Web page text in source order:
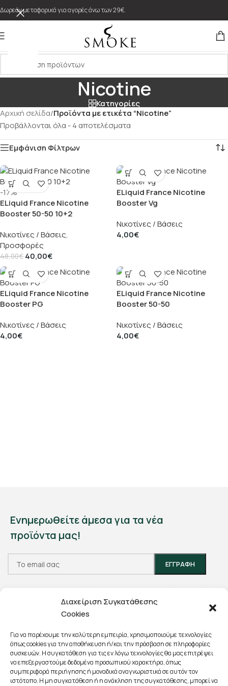
Διαχείριση Συγκατάθεσης
Cookies
Για να παρέχουμε την καλύτερη εμπειρία, χρησιμοποιούμε τεχνολογίες
όπως cookies για την αποθήκευση ή/και την πρόσβαση σε πληροφορίες
συσκευών. Η συγκατάθεση για τις εν λόγω τεχνολογίες θα μας επιτρέψει
να επεξεργαστούμε δεδομένα προσωπικού χαρακτήρα, όπως
συμπεριφορά περιήγησης ή μοναδικά αναγνωριστικά σε αυτόν τον
ιστότοπο. Η μη συγκατάθεση ή η ανάκληση της συγκατάθεσης, μπορεί να
Δωρεάν μεταφορικά για αγορές άνω των 29€.
Nicotine
Κατηγορίες
Αρχική σελίδα/Προϊόντα με ετικέτα “Nicotine”
Προβάλλονται όλα - 4 αποτελέσματα
Εμφάνιση Φίλτρων
-17%
ELiquid France Nicotine
Booster 50-50 10+2
Νικοτίνες / Βάσεις,
Προσφορές
48,00€ 40,00€
ELiquid France Nicotine
Booster Vg
Νικοτίνες / Βάσεις
4,00€
ELiquid France Nicotine
Booster PG
Νικοτίνες / Βάσεις
4,00€
ELiquid France Nicotine
Booster 50-50
Νικοτίνες / Βάσεις
4,00€
Ενημερωθείτε άμεσα για τα νέα
προϊόντα μας!
Θα χρησιμοποιηθεί σύμφωνα με την
Πολιτική Απορρήτου
Διαδόχου Παύλου 14, Πτολεμαΐδα